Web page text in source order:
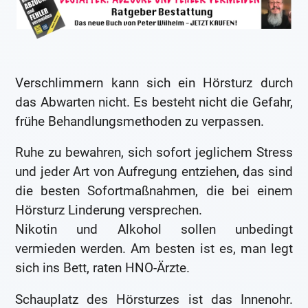
Verschlimmern kann sich ein Hörsturz durch
das Abwarten nicht. Es besteht nicht die Gefahr,
frühe Behandlungsmethoden zu verpassen.
Ruhe zu bewahren, sich sofort jeglichem Stress
und jeder Art von Aufregung entziehen, das sind
die besten Sofortmaßnahmen, die bei einem
Hörsturz Linderung versprechen.
Nikotin und Alkohol sollen unbedingt
vermieden werden. Am besten ist es, man legt
sich ins Bett, raten HNO-Ärzte.
Schauplatz des Hörsturzes ist das Innenohr.